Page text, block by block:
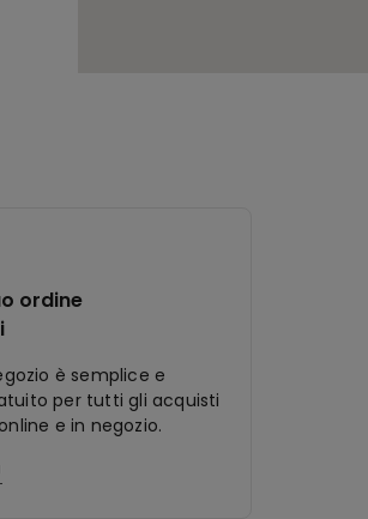
ordine
è semplice e
per tutti gli acquisti
e in negozio.